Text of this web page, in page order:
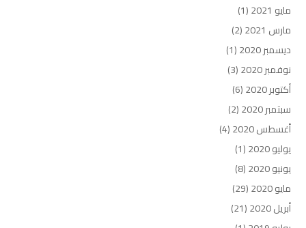
مايو 2021
(1)
مارس 2021
(2)
ديسمبر 2020
(1)
نوفمبر 2020
(3)
أكتوبر 2020
(6)
سبتمبر 2020
(2)
أغسطس 2020
(4)
يوليو 2020
(1)
يونيو 2020
(8)
مايو 2020
(29)
أبريل 2020
(21)